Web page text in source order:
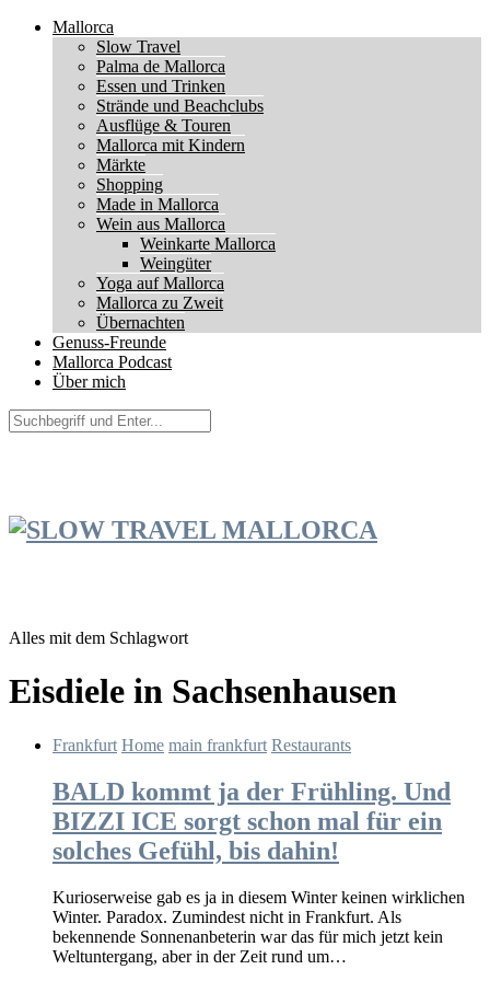
Mallorca
Slow Travel
Palma de Mallorca
Essen und Trinken
Strände und Beachclubs
Ausflüge & Touren
Mallorca mit Kindern
Märkte
Shopping
Made in Mallorca
Wein aus Mallorca
Weinkarte Mallorca
Weingüter
Yoga auf Mallorca
Mallorca zu Zweit
Übernachten
Genuss-Freunde
Mallorca Podcast
Über mich
Alles mit dem Schlagwort
Eisdiele in Sachsenhausen
Frankfurt Home main frankfurt Restaurants
BALD kommt ja der Frühling. Und
BIZZI ICE sorgt schon mal für ein
solches Gefühl, bis dahin!
Kurioserweise gab es ja in diesem Winter keinen wirklichen
Winter. Paradox. Zumindest nicht in Frankfurt. Als
bekennende Sonnenanbeterin war das für mich jetzt kein
Weltuntergang, aber in der Zeit rund um…